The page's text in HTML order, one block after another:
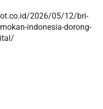
2026/05/12/bri-
indonesia-dorong-